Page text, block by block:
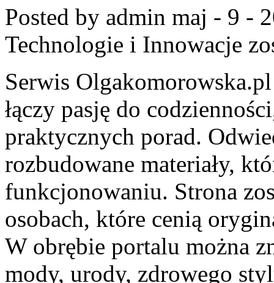
Posted by admin maj - 9 -
Technologie i Innowacje
Serwis
łączy pasję do
praktycznych porad.
rozbudowane materiały,
funkcjonowaniu. Strona
osobach, które cenią
W obrębie portalu można
mody, urody, zdrowego